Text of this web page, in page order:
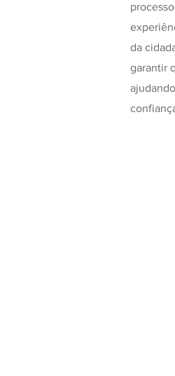
da
garantir